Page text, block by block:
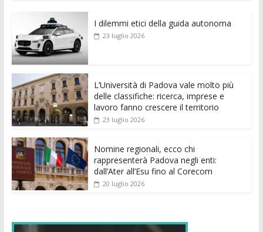
e
b
o
o
k
itt
er
ai
l s
p
ss
e
er
di e di
I dilemmi etici della guida autonoma
23 luglio 2026
L’Università di Padova vale molto più
delle classifiche: ricerca, imprese e
lavoro fanno crescere il territorio
23 luglio 2026
Nomine regionali, ecco chi
rappresenterà Padova negli enti:
dall’Ater all’Esu fino al Corecom
20 luglio 2026